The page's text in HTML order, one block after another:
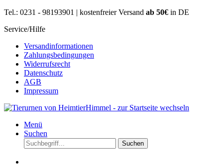
Tel.: 0231 - 98193901 | kostenfreier Versand ab 50€ in DE
Service/Hilfe
Versandinformationen
Zahlungsbedingungen
Widerrufsrecht
Datenschutz
AGB
Impressum
Menü
Suchen
Suchen